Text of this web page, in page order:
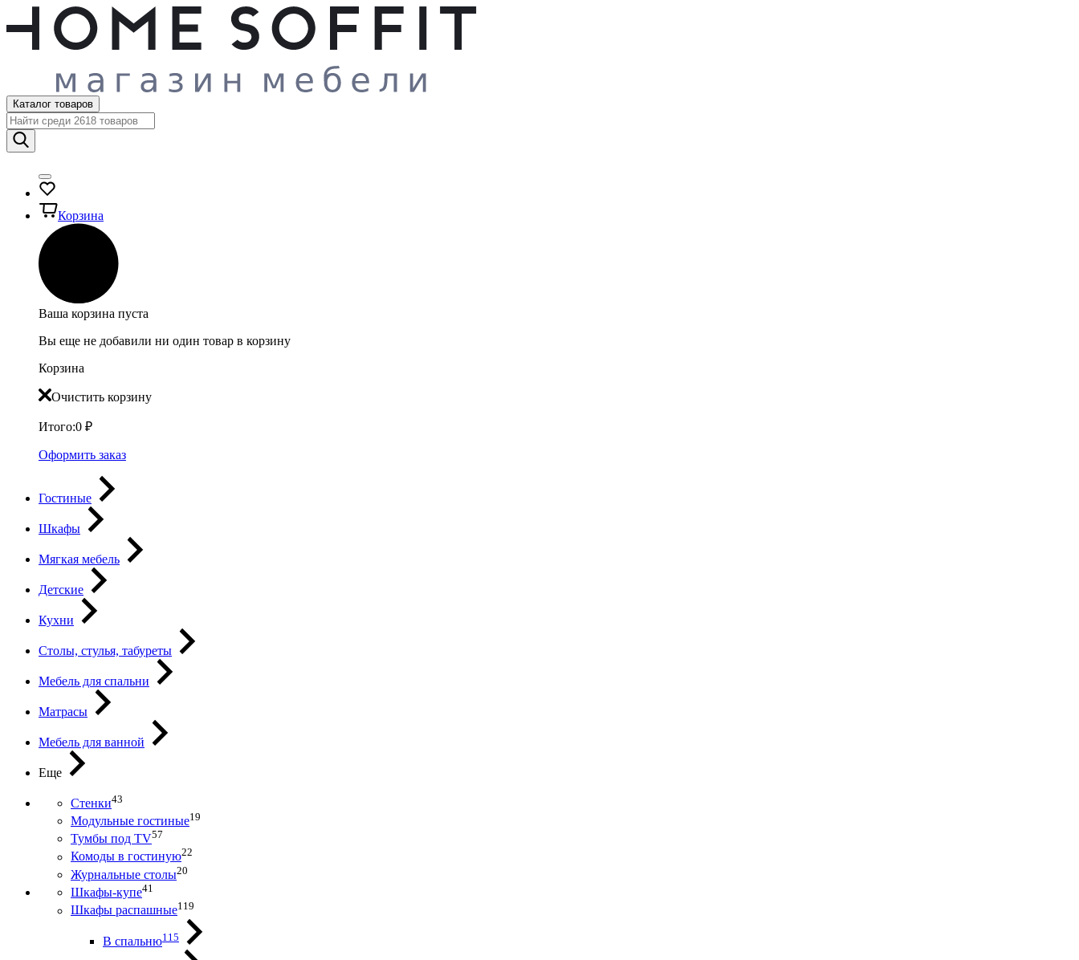
Каталог товаров
Корзина
Ваша корзина пуста
Вы еще не добавили ни один товар в корзину
Корзина
Очистить корзину
Итого:0 ₽
Оформить заказ
Гостиные
Шкафы
Мягкая мебель
Детские
Кухни
Столы, стулья, табуреты
Мебель для спальни
Матрасы
Мебель для ванной
Еще
Стенки43
Модульные гостиные19
Тумбы под ТV57
Комоды в гостиную22
Журнальные столы20
Шкафы-купе41
Шкафы распашные119
В спальню115